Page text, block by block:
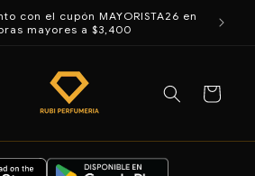
la bienvenida a nuestra tienda
Carrito